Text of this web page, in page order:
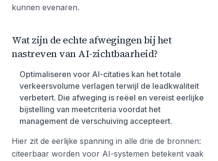
kunnen evenaren.
Wat zijn de echte afwegingen bij het
nastreven van AI-zichtbaarheid?
Optimaliseren voor AI-citaties kan het totale
verkeersvolume verlagen terwijl de leadkwaliteit
verbetert. Die afweging is reëel en vereist eerlijke
bijstelling van meetcriteria voordat het
management de verschuiving accepteert.
Hier zit de eerlijke spanning in alle drie de bronnen:
citeerbaar worden voor AI-systemen betekent vaak